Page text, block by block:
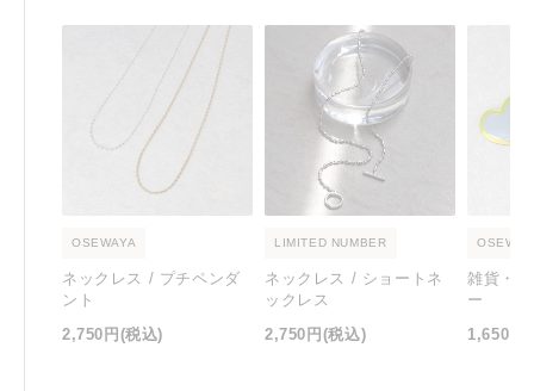
OSEWAYA
ネックレス / プチペンダ
ント
2,750円 (税込)
LIMITED NUMBER
ネックレス / ショートネ
ックレス
2,750円 (税込)
雑貨・
ー
1,650円